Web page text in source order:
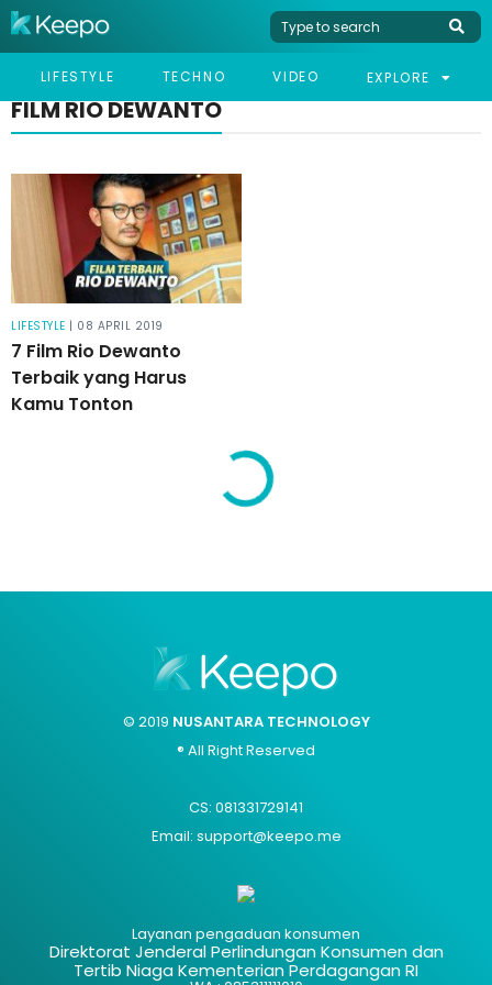
LIFESTYLE TECHNO VIDEO EXPLORE
FILM RIO DEWANTO
LIFESTYLE | 08 APRIL 2019
7 Film Rio Dewanto
Terbaik yang Harus
Kamu Tonton
© 2019 NUSANTARA TECHNOLOGY
® All Right Reserved
CS: 081331729141
Email: support@keepo.me
Layanan pengaduan konsumen
Direktorat Jenderal Perlindungan Konsumen dan
Tertib Niaga Kementerian Perdagangan RI